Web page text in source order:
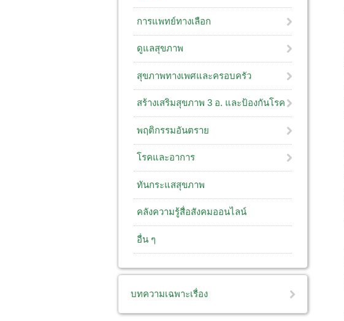
การแพทย์ทางเลือก
ดูแลสุขภาพ
สุขภาพทางเพศและครอบครัว
สร้างเสริมสุขภาพ 3 อ. ​และป้องกันโรค
พฤติกรรมอันตราย
โรคและอาการ
ทันกระแสสุขภาพ
คลังความรู้สื่อสังคมออนไลน์
อื่น ๆ
บทความเฉพาะเรื่อง